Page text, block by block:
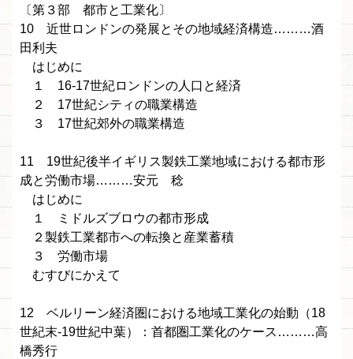
〔第３部 都市と工業化〕
10 近世ロンドンの発展とその地域経済構造………酒
田利夫
はじめに
１ 16-17世紀ロンドンの人口と経済
２ 17世紀シティの職業構造
３ 17世紀郊外の職業構造
11 19世紀後半イギリス製鉄工業地域における都市形
成と労働市場………安元 稔
はじめに
１ ミドルズブロウの都市形成
２製鉄工業都市への転換と産業蓄積
３ 労働市場
むすびにかえて
12 ベルリーン経済圏における地域工業化の始動（18
世紀末-19世紀中葉）：首都圏工業化のケース………高
橋秀行